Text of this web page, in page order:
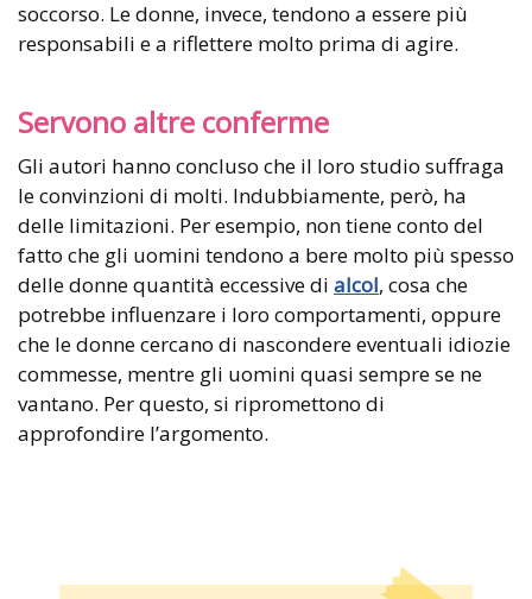
soccorso. Le donne, invece, tendono a essere più
responsabili e a riflettere molto prima di agire.
Servono altre conferme
Gli autori hanno concluso che il loro studio suffraga
le convinzioni di molti. Indubbiamente, però, ha
delle limitazioni. Per esempio, non tiene conto del
fatto che gli uomini tendono a bere molto più spesso
delle donne quantità eccessive di alcol, cosa che
potrebbe influenzare i loro comportamenti, oppure
che le donne cercano di nascondere eventuali idiozie
commesse, mentre gli uomini quasi sempre se ne
vantano. Per questo, si ripromettono di
approfondire l’argomento.